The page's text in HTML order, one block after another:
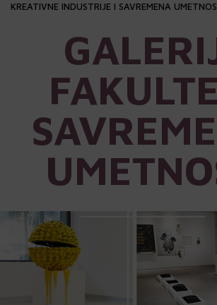
KREATIVNE INDUSTRIJE I SAVREMENA